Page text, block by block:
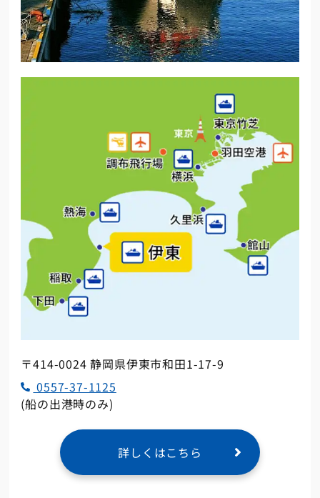
〒414-0024 静岡県伊東市和田1-17-9
0557-37-1125
(船の出港時のみ)
詳しくはこちら